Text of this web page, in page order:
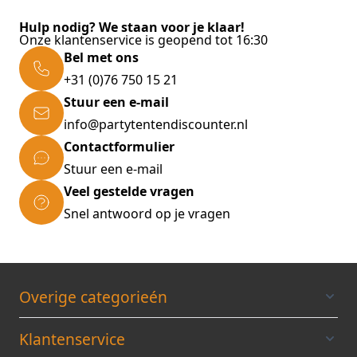
stoom en warmte. Dat zorgt voor een
dubbelzijdig strijkeffect. Het strijken gaat
duidelijk sneller. Geschikt voor conventionele
strijkijzers. Voor strijkplanken met een strijkvlak
tot max. 140 x 45 cm.
Hulp nodig? We staan voor je klaar!
Onze klantenservice is geopend tot 16:30
Bel met ons
+31 (0)76 750 15 21
Stuur een e-mail
info@partytentendiscounter.nl
Contactformulier
Stuur een e-mail
Veel gestelde vragen
Snel antwoord op je vragen
Overige categorieén
Klantenservice